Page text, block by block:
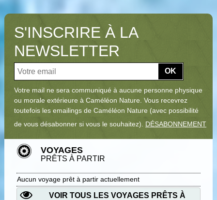
S'INSCRIRE À LA
NEWSLETTER
OK
Votre mail ne sera communiqué à aucune personne physique
ou morale extérieure à Caméléon Nature. Vous recevrez
toutefois les emailings de Caméléon Nature (avec possibilité
de vous désabonner si vous le souhaitez). DÉSABONNEMENT
VOYAGES
PRÊTS À PARTIR
Aucun voyage prêt à partir actuellement
VOIR TOUS LES VOYAGES PRÊTS À